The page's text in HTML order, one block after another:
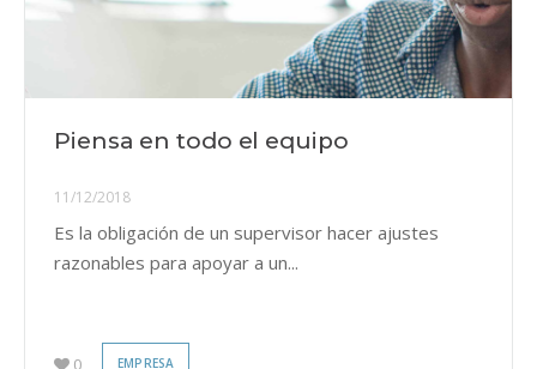
Piensa en todo el equipo
11/12/2018
Es la obligación de un supervisor hacer ajustes
razonables para apoyar a un...
0 EMPRESA